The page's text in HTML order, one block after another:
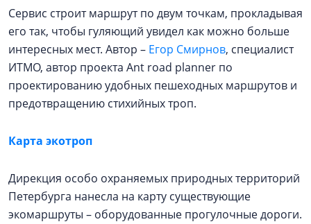
Сервис строит маршрут по двум точкам, прокладывая
его так, чтобы гуляющий увидел как можно больше
интересных мест. Автор – Егор Смирнов, специалист
ИТМО, автор проекта Ant road planner по
проектированию удобных пешеходных маршрутов и
предотвращению стихийных троп.
Карта экотроп
Дирекция особо охраняемых природных территорий
Петербурга нанесла на карту существующие
экомаршруты – оборудованные прогулочные дороги.